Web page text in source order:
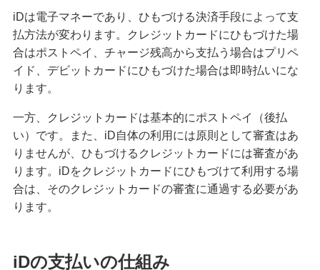
クレジットカードの名義変更のタイミングは？方
法や変更しないリスク等を解説
クレジットカード決済の返金対応とは？手続きの
流れやタイミング、注意点を解説
クレジットカードの引き落とし口座を変更する方
法とは？選び方や注意点も紹介
クレジットカードとデビットカードの違いは？メ
リット・デメリットや使い分け方を解説
わりの書類や注意点も解説
iDは電子マネーであり、ひもづける決済手段によって支
払方法が変わります。クレジットカードにひもづけた場
合はポストペイ、チャージ残高から支払う場合はプリペ
イド、デビットカードにひもづけた場合は即時払いにな
ります。
一方、クレジットカードは基本的にポストペイ（後払
い）です。また、iD自体の利用には原則として審査はあ
りませんが、ひもづけるクレジットカードには審査があ
ります。iDをクレジットカードにひもづけて利用する場
合は、そのクレジットカードの審査に通過する必要があ
ります。
iDの支払いの仕組み